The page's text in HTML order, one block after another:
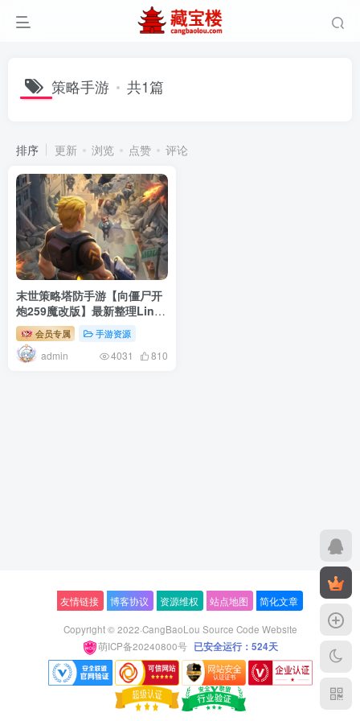
策略手游 共1篇
排序 更新 浏览 点赞 评论
末世策略塔防手游【向僵尸开
炮259魔改版】最新整理Linux
手工服务端+自动脚本+安卓苹
果双端+本地热更+本地验证
+解密工具+CDK后台+搭建教
会员专属 手游资源
admin 4031 810
友情链接 博客协议 资源维权 站点地图 简化文章
Copyright © 2022·CangBaoLou Source Code Website
萌ICP备20240800号 已安全运行：524天